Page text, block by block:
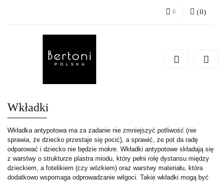
(0)
Wkładki
Wkładka antypotowa ma za zadanie nie zmniejszyć potliwość (nie
sprawia, że dziecko przestaje się pocić), a sprawić, że pot da radę
odparować i dziecko nie będzie mokre. Wkładki antypotowe składają się
z warstwy o strukturze plastra miodu, który pełni rolę dystansu między
dzieckiem, a fotelikiem (czy wózkiem) oraz warstwy materiału, która
dodatkowo wspomaga odprowadzanie wilgoci. Takie wkładki mogą być